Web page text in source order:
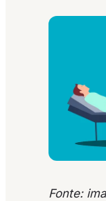
Fonte: